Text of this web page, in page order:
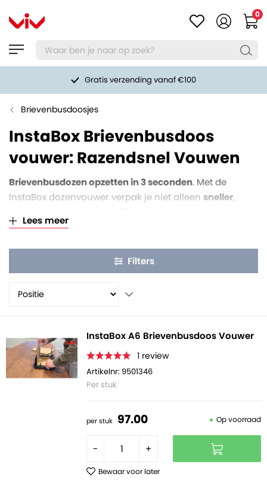
0
Gratis verzending vanaf €100
Brievenbusdoosjes
InstaBox Brievenbusdoos
vouwer: Razendsnel Vouwen
Brievenbusdozen opzetten in 3 seconden. Met de
InstaBox dozenvouwer verpak je niet alleen sneller,
tijdswinst verdient de tool zich snel terug. Dé oplossing
verwerken. Verkrijgbaar voor A4+, A4, A5 en A6
brievenbusdozen.
Lees meer
Filters
InstaBox A6 Brievenbusdoos Vouwer
1 review
Artikelnr: 9501346
Per stuk
per stuk 97.00 Op voorraad
- +
Bewaar voor later